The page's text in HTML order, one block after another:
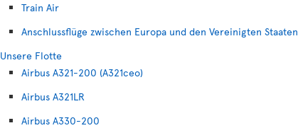
Train Air
Anschlussflüge zwischen Europa und den Vereinigten Staaten
Unsere Flotte
Airbus A321-200 (A321ceo)
Airbus A321LR
Airbus A330-200